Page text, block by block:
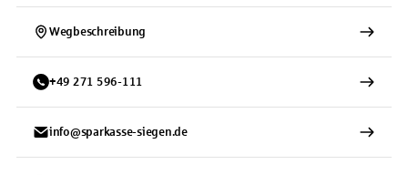
Wegbeschreibung
+49 271 596-111
info@sparkasse-siegen.de